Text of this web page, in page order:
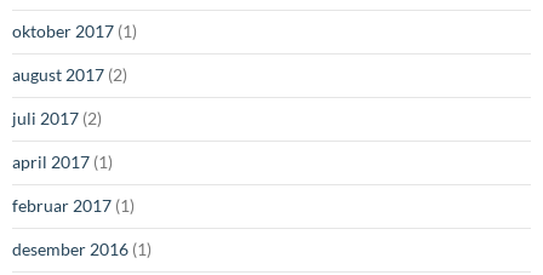
oktober 2017 (1)
august 2017 (2)
juli 2017 (2)
april 2017 (1)
februar 2017 (1)
desember 2016 (1)